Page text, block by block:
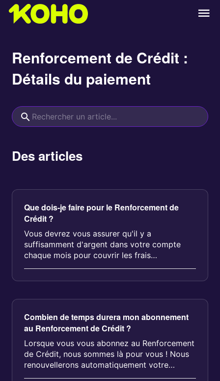
Renforcement de Crédit :
Détails du paiement
Des articles
Que dois-je faire pour le Renforcement de
Crédit ?
Vous devrez vous assurer qu'il y a
suffisamment d'argent dans votre compte
chaque mois pour couvrir les frais
d'abonnement. Chaque mois, il vous ser...
Combien de temps durera mon abonnement
au Renforcement de Crédit ?
Lorsque vous vous abonnez au Renforcement
de Crédit, nous sommes là pour vous ! Nous
renouvellerons automatiquement votre
abonnement pour que votr...